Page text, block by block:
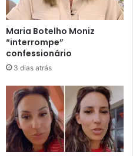
Maria Botelho Moniz
“interrompe”
confessionário
3 dias atrás